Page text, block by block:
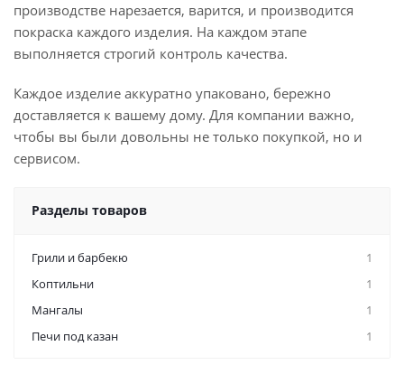
производстве нарезается, варится, и производится
покраска каждого изделия. На каждом этапе
выполняется строгий контроль качества.
Каждое изделие аккуратно упаковано, бережно
доставляется к вашему дому. Для компании важно,
чтобы вы были довольны не только покупкой, но и
сервисом.
Разделы товаров
Грили и барбекю
1
Коптильни
1
Мангалы
1
Печи под казан
1